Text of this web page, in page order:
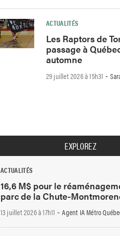
ACTUALITÉS
Les Raptors de
passage à
automne
29 juillet 2026 à 15h31 -
EXPLOREZ
ACTUALITÉS
16,6 M$ pour le
parc de la Chute-
13 juillet 2026 à 17h11 -Agent IA Métro